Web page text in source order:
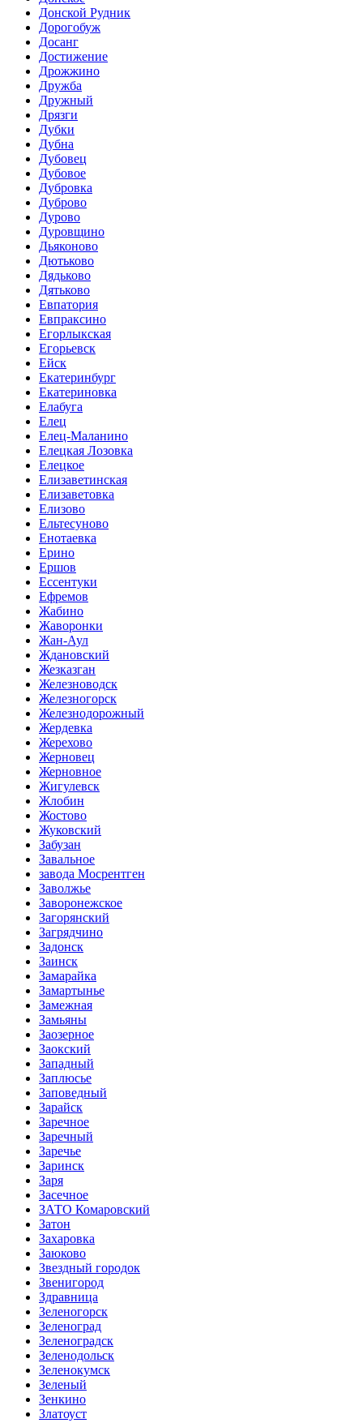
Донской Рудник
Дорогобуж
Досанг
Достижение
Дрожжино
Дружба
Дружный
Дрязги
Дубки
Дубна
Дубовец
Дубовое
Дубровка
Дуброво
Дурово
Дуровщино
Дьяконово
Дютьково
Дядьково
Дятьково
Евпатория
Евпраксино
Егорлыкская
Егорьевск
Ейск
Екатеринбург
Екатериновка
Елабуга
Елец
Елец-Маланино
Елецкая Лозовка
Елецкое
Елизаветинская
Елизаветовка
Елизово
Ельтесуново
Енотаевка
Ерино
Ершов
Ессентуки
Ефремов
Жабино
Жаворонки
Жан-Аул
Ждановский
Жезказган
Железноводск
Железногорск
Железнодорожный
Жердевка
Жерехово
Жерновец
Жерновное
Жигулевск
Жлобин
Жостово
Жуковский
Забузан
Завальное
завода Мосрентген
Заволжье
Заворонежское
Загорянский
Загрядчино
Задонск
Заинск
Замарайка
Замартынье
Замежная
Замьяны
Заозерное
Заокский
Западный
Заплюсье
Заповедный
Зарайск
Заречное
Заречный
Заречье
Заринск
Заря
Засечное
ЗАТО Комаровский
Затон
Захаровка
Заюково
Звездный городок
Звенигород
Здравница
Зеленогорск
Зеленоград
Зеленоградск
Зеленодольск
Зеленокумск
Зеленый
Зенкино
Златоуст